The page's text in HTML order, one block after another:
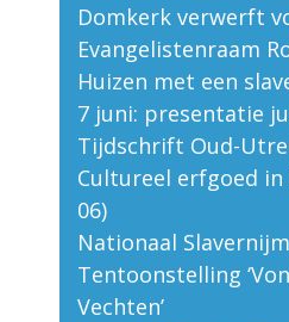
Domkerk verwerft
Evangelistenraam
Huizen met een
7 juni: presentatie
Tijdschrift Oud-
Cultureel erfgoed in
06)
Nationaal
Tentoonstelling
Vechten’